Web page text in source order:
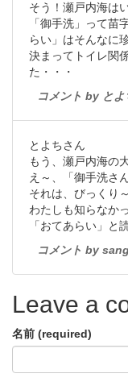
そう！瀬戸内海は
「御手洗」って
らい」はそんなに
決まってトイレ関
た・・・
コメント by と
とよちさん
もう、瀬戸内海の
え～、「御手洗さ
それは、びっくり～
わたしも知らなか
「おてあらい」と
コメント by
Leave a
名前 (required)